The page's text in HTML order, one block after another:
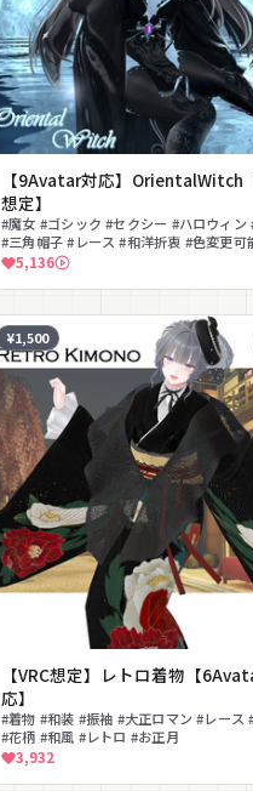
【9Avatar対応】OrientalWitch
想定】
#魔女 #ゴシック #セクシー #ハロウィン
#三角帽子 #レース #和洋折衷 #色変更可
5,136
¥1,500
【VRC想定】レトロ着物【
応】
#着物 #和装 #振袖 #大正ロマン #レース
#花柄 #和風 #レトロ #お正月
3,932